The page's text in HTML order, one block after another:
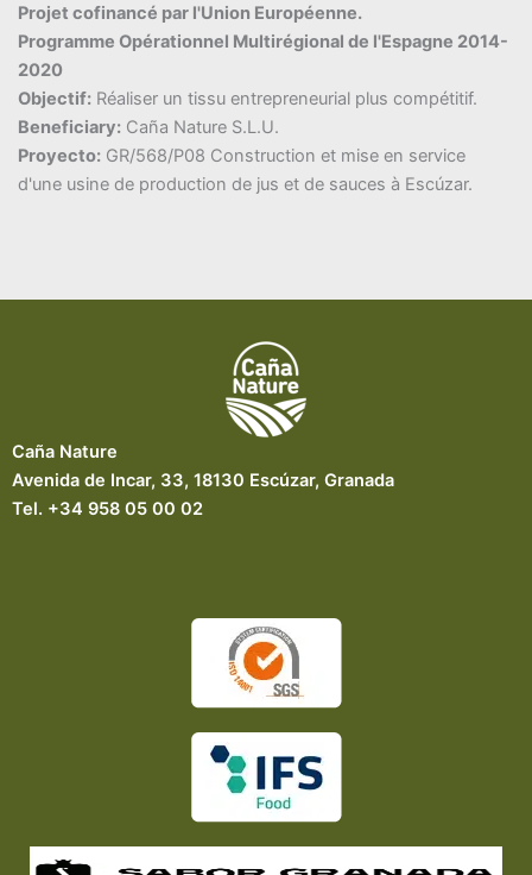
Projet cofinancé par l'Union Européenne.
Programme Opérationnel Multirégional de l'Espagne 2014-
2020
Objectif: Réaliser un tissu entrepreneurial plus compétitif.
Beneficiary: Caña Nature S.L.U.
Proyecto: GR/568/P08 Construction et mise en service
d'une usine de production de jus et de sauces à Escúzar.
Caña Nature
Avenida de Incar, 33, 18130 Escúzar, Granada
Tel. +34 958 05 00 02